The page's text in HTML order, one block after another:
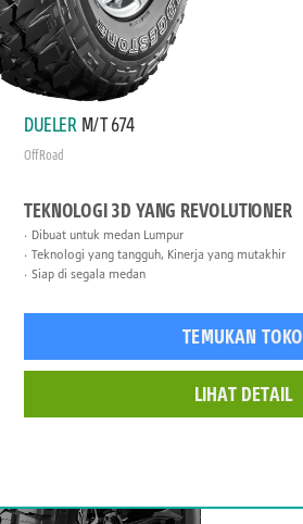
DUELER M/T 674
Off Road
TEKNOLOGI 3D YANG REVOLUTIONER
Dibuat untuk medan Lumpur
Teknologi yang tangguh, Kinerja yang mutakhir
Siap di segala medan
TEMUKAN TOKO
LIHAT DETAIL